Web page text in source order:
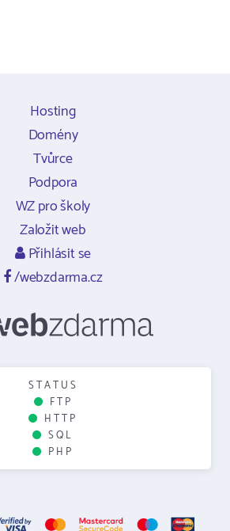
Hosting
Domény
Tvůrce
Podpora
WZ pro školy
Založit web
Přihlásit se
/webzdarma.cz
STATUS
FTP
HTTP
SQL
PHP